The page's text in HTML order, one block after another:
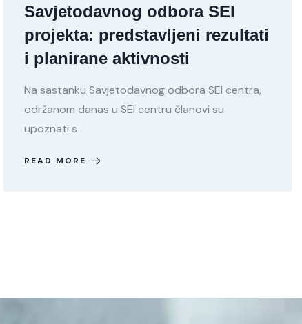
Savjetodavnog odbora SEI
projekta: predstavljeni rezultati
i planirane aktivnosti
Na sastanku Savjetodavnog odbora SEI centra,
održanom danas u SEI centru članovi su
upoznati s
READ MORE